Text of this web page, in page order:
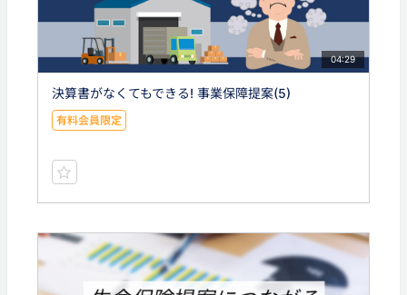
04:29
決算書がなくてもできる! 事業保障提案(5)
有料会員限定